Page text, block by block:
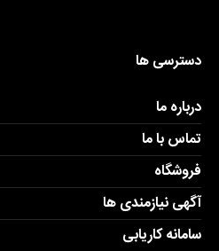
دسترسی ها
درباره ما
تماس با ما
فروشگاه
آگهی نیازمندی ها
سامانه کاریابی